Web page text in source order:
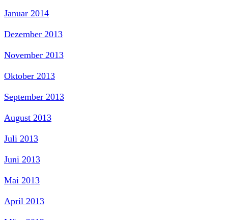
Januar 2014
Dezember 2013
November 2013
Oktober 2013
September 2013
August 2013
Juli 2013
Juni 2013
Mai 2013
April 2013